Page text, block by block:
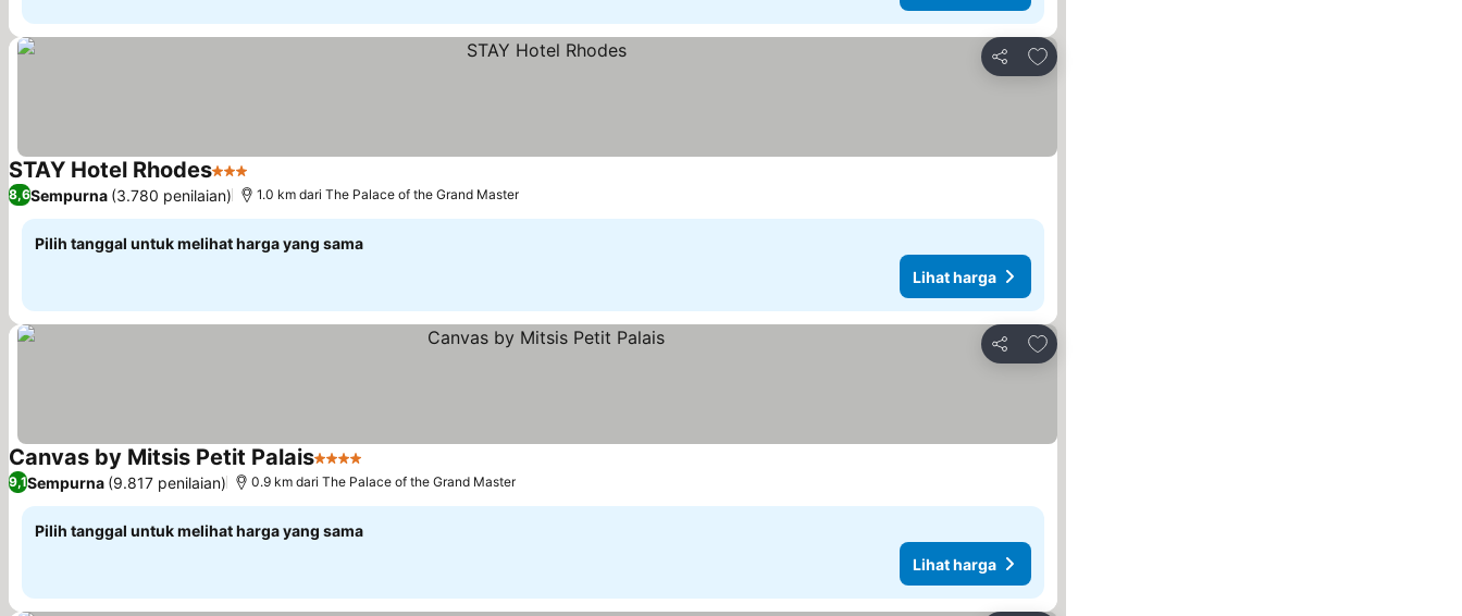
Bagikan
Tambahkan ke favorit
STAY Hotel Rhodes3 Bintang
8,6Sempurna (3.780 penilaian) 1.0 km dari The Palace of the Grand Master
Pilih tanggal untuk melihat harga yang sama
Lihat harga
Bagikan
Tambahkan ke favorit
Canvas by Mitsis Petit Palais4 Bintang
9,1Sempurna (9.817 penilaian) 0.9 km dari The Palace of the Grand Master
Pilih tanggal untuk melihat harga yang sama
Lihat harga